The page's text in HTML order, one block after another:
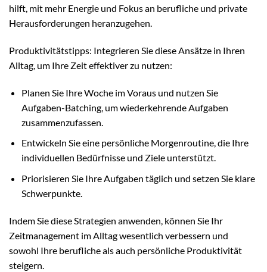
hilft, mit mehr Energie und Fokus an berufliche und private
Herausforderungen heranzugehen.
Produktivitätstipps: Integrieren Sie diese Ansätze in Ihren
Alltag, um Ihre Zeit effektiver zu nutzen:
Planen Sie Ihre Woche im Voraus und nutzen Sie
Aufgaben-Batching, um wiederkehrende Aufgaben
zusammenzufassen.
Entwickeln Sie eine persönliche Morgenroutine, die Ihre
individuellen Bedürfnisse und Ziele unterstützt.
Priorisieren Sie Ihre Aufgaben täglich und setzen Sie klare
Schwerpunkte.
Indem Sie diese Strategien anwenden, können Sie Ihr
Zeitmanagement im Alltag wesentlich verbessern und
sowohl Ihre berufliche als auch persönliche Produktivität
steigern.